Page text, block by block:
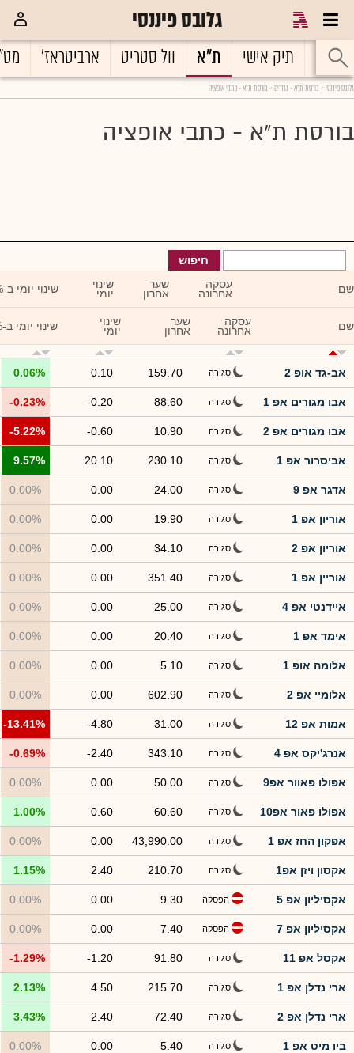
גלובס פיננסי
ראשי תיק אישי ת"א וול סטריט ארביטראז'
גלובס פיננסי
גלובס פיננסי > בורסת ת"א - נגזרים > בורסת ת"א - כתבי אופציה
בורסת ת"א - כתבי אופציה
חיפוש
שם עסקה
אחרונה
שער
אחרון
שינוי
יומי שינוי יומי
שם עסקה
אחרונה
שער
אחרון
שינוי
יומי שינוי יומי
אב-גד אופ 2 סגירה 159.70
0.10
0.06%
אבו מגורים אפ 1 סגירה 88.60
-0.20
-0.23%
אבו מגורים אפ 2 סגירה 10.90
-0.60
-5.22%
אביסרור אפ 1 סגירה 230.10
20.10
9.57%
אדגר אפ 9 סגירה 24.00
0.00
0.00%
אוריון אפ 1 סגירה 19.90
0.00
0.00%
אוריון אפ 2 סגירה 34.10
0.00
0.00%
אוריין אפ 1 סגירה 351.40
0.00
0.00%
איידנטי אפ 4 סגירה 25.00
0.00
0.00%
אימד אפ 1 סגירה 20.40
0.00
0.00%
אלומה אופ 1 סגירה 5.10
0.00
0.00%
אלומיי אפ 2 סגירה 602.90
0.00
0.00%
אמות אפ 12 סגירה 31.00
-4.80
-13.41%
אנרג'יקס אפ 4 סגירה 343.10
-2.40
-0.69%
אפולו פאוור אפ9 סגירה 50.00
0.00
0.00%
אפולו פאור אפ10 סגירה 60.60
0.60
1.00%
אפקון החז אפ 1 סגירה 43,990.00
0.00
0.00%
אקסון ויזן אפ1 סגירה 210.70
2.40
1.15%
אקסיליון אפ 5 הפסקה 9.30
0.00
0.00%
אקסיליון אפ 7 הפסקה 7.40
0.00
0.00%
אקסל אפ 11 סגירה 91.80
-1.20
-1.29%
ארי נדלן אפ 1 סגירה 215.70
4.50
2.13%
ארי נדלן אפ 2 סגירה 72.40
2.40
3.43%
ביו מיט אפ 1 סגירה 5.40
0.00
0.00%